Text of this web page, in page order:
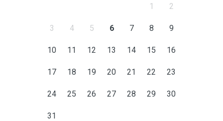
1 2
3 4 5 6 7 8 9
10 11 12 13 14 15 16
17 18 19 20 21 22 23
24 25 26 27 28 29 30
31